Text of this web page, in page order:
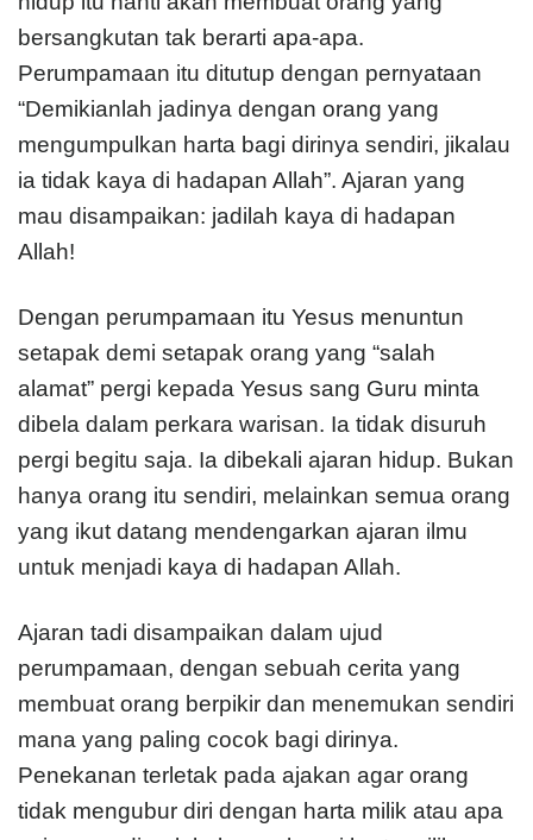
bersangkutan tak berarti apa-apa.
Perumpamaan itu ditutup dengan pernyataan
“Demikianlah jadinya dengan orang yang
mengumpulkan harta bagi dirinya sendiri, jikalau
ia tidak kaya di hadapan Allah”. Ajaran yang
mau disampaikan: jadilah kaya di hadapan
Allah!
Dengan perumpamaan itu Yesus menuntun
setapak demi setapak orang yang “salah
alamat” pergi kepada Yesus sang Guru minta
dibela dalam perkara warisan. Ia tidak disuruh
pergi begitu saja. Ia dibekali ajaran hidup. Bukan
hanya orang itu sendiri, melainkan semua orang
yang ikut datang mendengarkan ajaran ilmu
untuk menjadi kaya di hadapan Allah.
Ajaran tadi disampaikan dalam ujud
perumpamaan, dengan sebuah cerita yang
membuat orang berpikir dan menemukan sendiri
mana yang paling cocok bagi dirinya.
Penekanan terletak pada ajakan agar orang
tidak mengubur diri dengan harta milik atau apa